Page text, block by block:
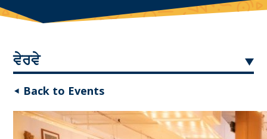
ਵੇਰਵੇ
◂ Back to Events